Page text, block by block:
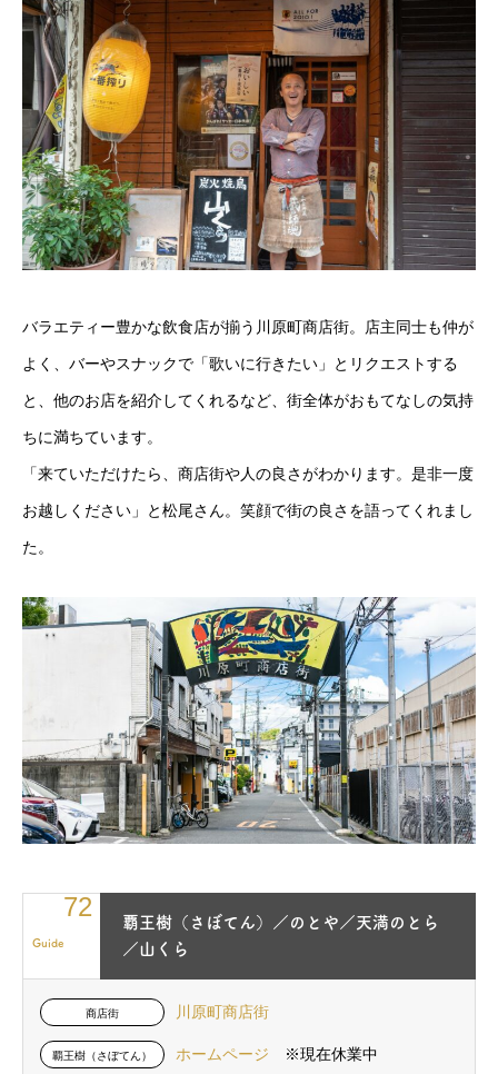
バラエティー豊かな飲食店が揃う川原町商店街。店主同士も仲が
よく、バーやスナックで「歌いに行きたい」とリクエストする
と、他のお店を紹介してくれるなど、街全体がおもてなしの気持
ちに満ちています。
「来ていただけたら、商店街や人の良さがわかります。是非一度
お越しください」と松尾さん。笑顔で街の良さを語ってくれまし
た。
Guide
72
覇王樹（さぼてん）／のとや／天満のとら
／山くら
商店街 川原町商店街
覇王樹（さぼてん） ホームページ ※現在休業中